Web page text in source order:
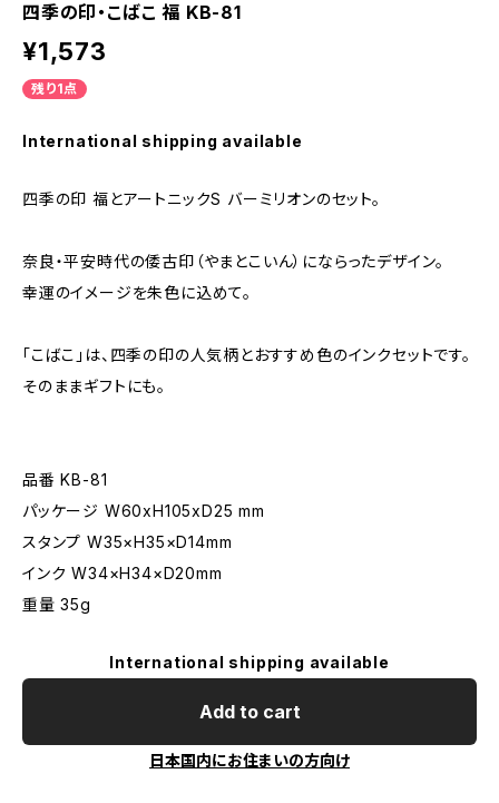
四季の印・こばこ 福 KB-81
¥1,573
残り1点
International shipping available
四季の印 福とアートニックS バーミリオンのセット。
奈良・平安時代の倭古印（やまとこいん）にならったデザイン。
幸運のイメージを朱色に込めて。
「こばこ」は、四季の印の人気柄とおすすめ色のインクセットです。
そのままギフトにも。
品番 KB-81
パッケージ W60xH105xD25 mm
スタンプ W35×H35×D14mm
インク W34×H34×D20mm
重量 35g
International shipping available
Add to cart
日本国内にお住まいの方向け